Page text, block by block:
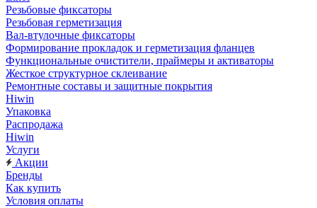
Резьбовые фиксаторы
Резьбовая герметизация
Вал-втулочные фиксаторы
Формирование прокладок и герметизация фланцев
Функциональные очистители, праймеры и активаторы
Жесткое структурное склеивание
Ремонтные составы и защитные покрытия
Hiwin
Упаковка
Распродажа
Hiwin
Услуги
Акции
Бренды
Как купить
Условия оплаты